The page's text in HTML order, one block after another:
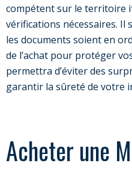
compétent sur le territoire
vérifications nécessaires. Il
les documents soient en
de l’achat pour protéger
permettra d’éviter des
garantir la sûreté de votre
Acheter une